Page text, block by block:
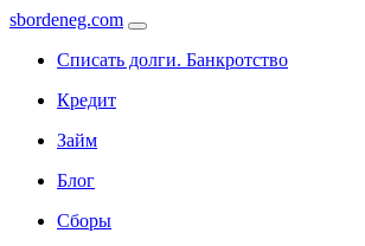
sbordeneg.com
Списать долги. Банкротство
Кредит
Займ
Блог
Сборы